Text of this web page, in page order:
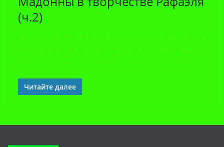
(ч.2)
Читайте далее